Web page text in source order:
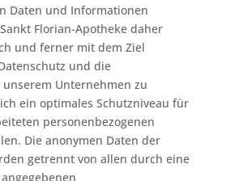
Daten und Informationen
Florian-Apotheke daher
und ferner mit dem Ziel
und die
Unternehmen zu
ein optimales Schutzniveau für
personenbezogenen
Die anonymen Daten der
getrennt von allen durch eine